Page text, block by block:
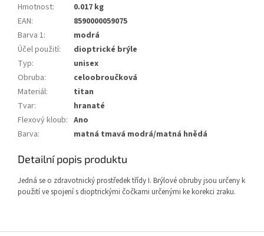
Hmotnost:
0.017 kg
EAN:
8590000059075
Barva 1:
modrá
Účel použití:
dioptrické brýle
Typ:
unisex
Obruba:
celoobroučková
Materiál:
titan
Tvar:
hranaté
Flexový kloub: Ano
Barva: matná tmavá modrá/matná hnědá
Detailní popis produktu
Jedná se o zdravotnický prostředek třídy I. Brýlové obruby jsou určeny k
použití ve spojení s dioptrickými čočkami určenými ke korekci zraku.